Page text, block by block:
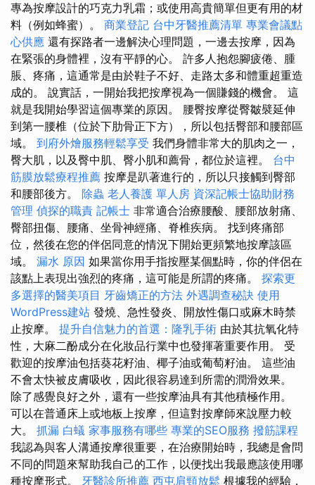
專為按摩設計的巧克力乳霜；或使用高貴簡單但更有用的材
料（例如蜂蜜）。 商業登記 台中牙醫推薦清單 專業會議點
心供應 還有探路者一邊解決心理問題，一邊去按摩，因為
在緊張的身體裡，沒有平靜的心。 許多人抱怨腳疲倦、腫
脹、疼痛，這通常是由於鞋子不好、走路太多和體重超重造
成的。 說實話，一開始我把按摩視為一個賺錢的機會。 這
就是我開始學習這個專業的原因。 腰臀按摩從臀皺襞延伸
到第一腰椎（位於下肋骨正下方），所以包括臀部和腰部區
域。 到府外燴服務輕鬆享受 我們身體非常大的肌肉之一，
臀大肌，以及臀中肌、臀小肌和薦骨，都位於這裡。 台中
筋膜放鬆療程推薦 按摩是趴著進行的，所以只接觸到臀部
和腰部後方。 除蟲 老人養護 單人房 資深記帳士協助財務
管理 偵探的職責 記帳士 非常適合治療腰酸、腰部放射痛、
臀部扭傷、腰痛、坐骨神經痛、脊椎疾病。 找到疼痛部
位，然後在您的伴侶同意的情況下開始更頻繁地按摩該區
域。 漏水 原因 如果當你用手指按壓某個點時，你的伴侶在
該點上表現出強烈的疼痛，這可能是所謂的疼痛。 探索更
多選擇的醫美項目 牙齒矯正的方法 外遇調查秘訣 使用
WordPress建站 發燒、急性發炎、開放性傷口或麻木時禁
止按摩。 提升自信魅力的首選：隆乳手術 由於其抗氧化特
性，大麻二酚成分在化妝品行業中也發揮著重要作用。 受
歡迎的按摩油包括葵花籽油、椰子油或葡萄籽油。 這些油
不會太快被皮膚吸收，因此很容易達到所需的潤滑效果。
除了感覺良好之外，還有一些按摩油具有其他積極作用。
可以在普通床上或地板上按摩，但這對按摩師來說壓力較
大。 抓漏 白蟻 家事服務有哪些 專業的SEO服務 撥筋課程
我認為與客人溝通按摩很重要，在治療開始時，我總是會問
不同的問題來幫助我自己的工作，以便找出我最應該使用哪
種按摩形式。 牙醫診所推薦 西屯肩頸放鬆 根據我的經驗，